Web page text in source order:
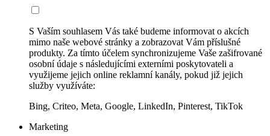
S Vaším souhlasem Vás také budeme informovat o akcích
mimo naše webové stránky a zobrazovat Vám příslušné
produkty. Za tímto účelem synchronizujeme Vaše zašifrované
osobní údaje s následujícími externími poskytovateli a
využijeme jejich online reklamní kanály, pokud již jejich
služby využíváte:
Bing, Criteo, Meta, Google, LinkedIn, Pinterest, TikTok
Marketing